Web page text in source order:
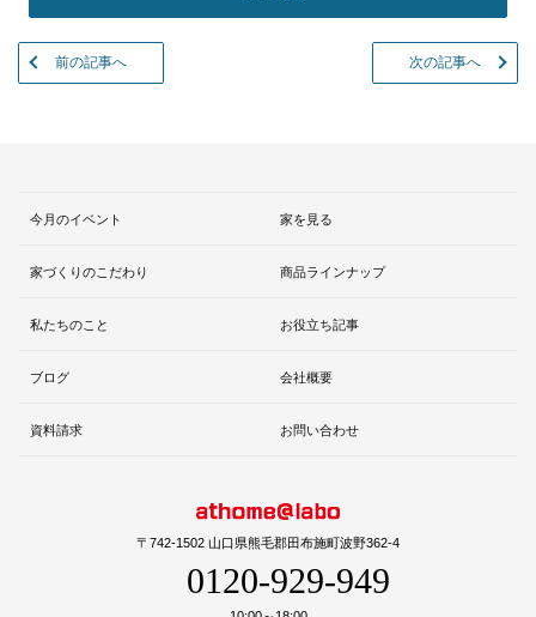
前の記事へ 次の記事へ
今月のイベント 家を見る
家づくりのこだわり 商品ラインナップ
私たちのこと お役立ち記事
ブログ 会社概要
資料請求 お問い合わせ
〒742-1502 山口県熊毛郡田布施町波野362-4
0120-929-949